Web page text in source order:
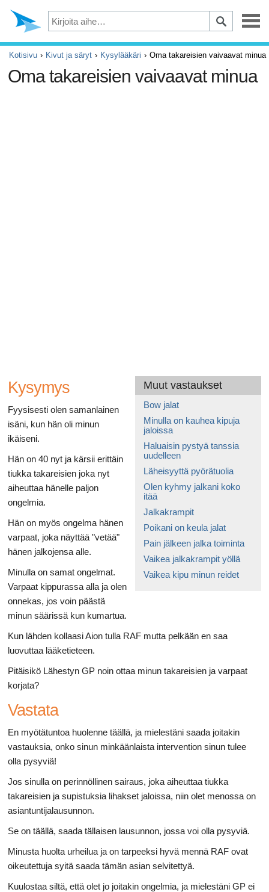
Masennus
Silmät
Kotisivu Kivut ja säryt Kysylääkäri Oma takareisien vaivaavat minua
Oma takareisien vaivaavat minua
Muut vastaukset
Bow jalat
Minulla on kauhea kipuja
jaloissa
Haluaisin pystyä tanssia
uudelleen
Läheisyyttä pyörätuolia
Olen kyhmy jalkani koko
itää
Jalkakrampit
Poikani on keula jalat
Pain jälkeen jalka toiminta
Vaikea jalkakrampit yöllä
Vaikea kipu minun reidet
Kysymys
Fyysisesti olen samanlainen
isäni, kun hän oli minun
ikäiseni.
Hän on 40 nyt ja kärsii erittäin
tiukka takareisien joka nyt
aiheuttaa hänelle paljon
ongelmia.
Hän on myös ongelma hänen
varpaat, joka näyttää "vetää"
hänen jalkojensa alle.
Minulla on samat ongelmat.
Varpaat kippurassa alla ja olen
onnekas, jos voin päästä
minun säärissä kun kumartua.
Kun lähden kollaasi Aion tulla RAF mutta pelkään en saa
luovuttaa lääketieteen.
Pitäisikö Lähestyn GP noin ottaa minun takareisien ja varpaat
korjata?
Vastata
En myötätuntoa huolenne täällä, ja mielestäni saada joitakin
vastauksia, onko sinun minkäänlaista intervention sinun tulee
olla pysyviä!
Jos sinulla on perinnöllinen sairaus, joka aiheuttaa tiukka
takareisien ja supistuksia lihakset jaloissa, niin olet menossa on
asiantuntijalausunnon.
Se on täällä, saada tällaisen lausunnon, jossa voi olla pysyviä.
Minusta huolta urheilua ja on tarpeeksi hyvä mennä RAF ovat
oikeutettuja syitä saada tämän asian selvitettyä.
Kuulostaa siltä, ​​että olet jo joitakin ongelmia, ja mielestäni GP ei